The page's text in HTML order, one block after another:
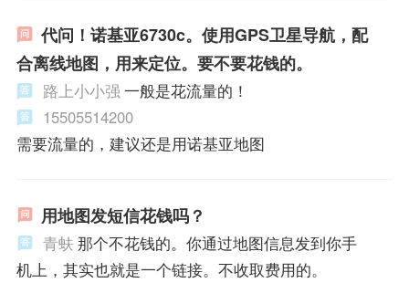
代问！诺基亚6730c。使用GPS卫星导航，配
合离线地图，用来定位。要不要花钱的。
路上小小强 一般是花流量的！
15505514200
需要流量的，建议还是用诺基亚地图
用地图发短信花钱吗？
青蚨那个不花钱的。你通过地图信息发到你手
机上，其实也就是一个链接。不收取费用的。